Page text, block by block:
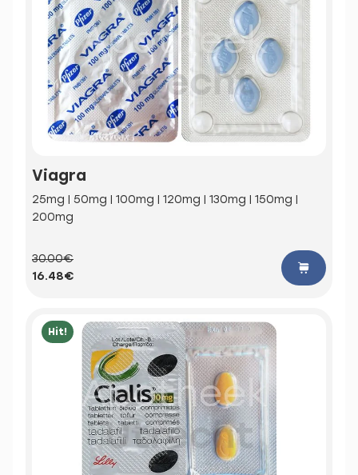
Viagra
25mg | 50mg | 100mg | 120mg | 130mg | 150mg |
200mg
30.00€
16.48€
Hit!